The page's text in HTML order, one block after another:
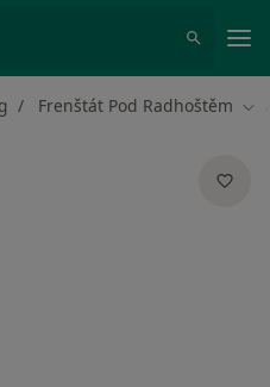
Frenštát Pod Radhoštěm